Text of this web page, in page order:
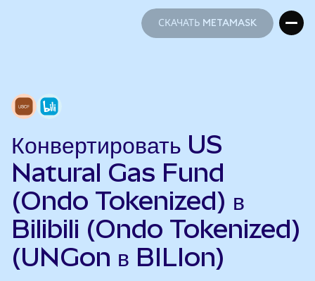
СКАЧАТЬ METAMASK
Конвертировать US
Natural Gas Fund
(Ondo Tokenized) в
Bilibili (Ondo Tokenized)
(UNGon в BILIon)